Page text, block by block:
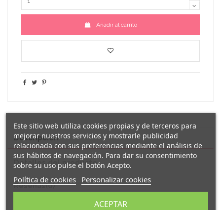
Añadir al carrito
Descripción
Detalles del producto
Reseñas(0)
Este sitio web utiliza cookies propias y de terceros para
mejorar nuestros servicios y mostrarle publicidad
relacionada con sus preferencias mediante el análisis de
sus hábitos de navegación. Para dar su consentimiento
sobre su uso pulse el botón Acepto.
Política de cookies Personalizar cookies
ACEPTAR